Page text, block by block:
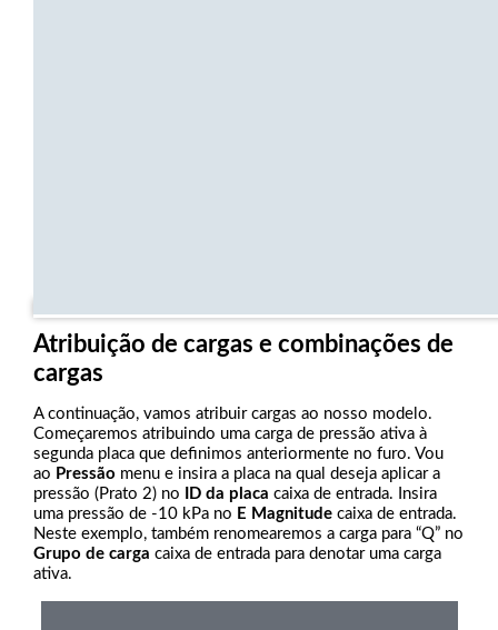
Atribuição de cargas e combinações de
cargas
A continuação, vamos atribuir cargas ao nosso modelo.
Começaremos atribuindo uma carga de pressão ativa à
segunda placa que definimos anteriormente no furo. Vou
ao Pressão menu e insira a placa na qual deseja aplicar a
pressão (Prato 2) no
ID da placa caixa de entrada. Insira
uma pressão de -10 kPa no E Magnitudecaixa de entrada.
Neste exemplo, também renomearemos a carga para “Q” no
Grupo de carga caixa de entrada para denotar uma carga
ativa.